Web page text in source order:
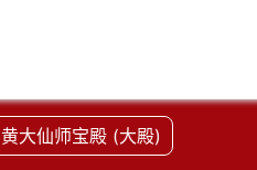
黄大仙师宝殿 (大殿)